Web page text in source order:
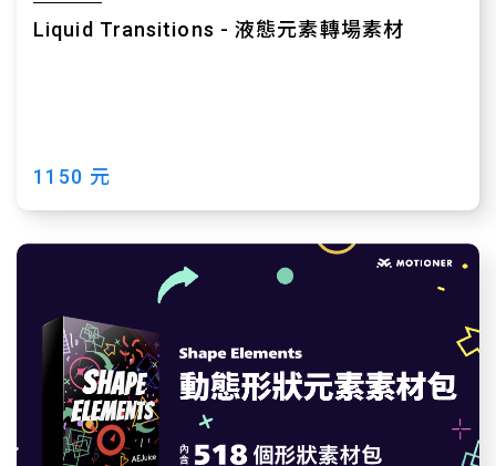
Liquid Transitions - 液態元素轉場素材
1150 元